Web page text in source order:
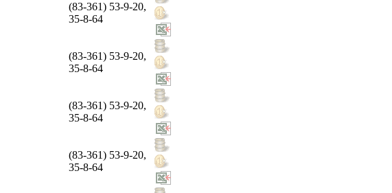
(83-361) 53-9-20,
35-8-64
(83-361) 53-9-20,
35-8-64
(83-361) 53-9-20,
35-8-64
(83-361) 53-9-20,
35-8-64